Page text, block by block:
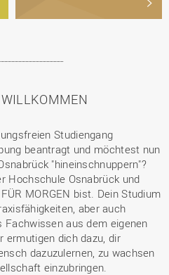
Studiengang
beantragt und möchtest nun
"hineinschnuppern"?
Hochschule Osnabrück und
MORGEN bist. Dein Studium
aber auch
aus dem eigenen
ermutigen dich dazu, dir
dazuzulernen, zu wachsen
einzubringen.